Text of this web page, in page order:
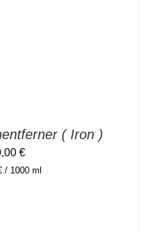
( Iron )
€
/ 1000 ml